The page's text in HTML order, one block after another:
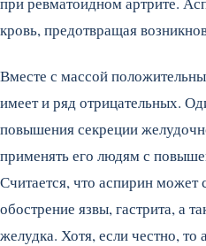
кровь, предотвращая
Вместе с массой
имеет и ряд отрицательных.
повышения секреции
применять его людям с
Считается, что аспирин может
обострение язвы, гастрита, а
желудка. Хотя, если честно,